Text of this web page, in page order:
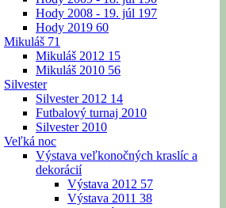
Hody 2008 - 19. júl 197
Hody 2019 60
Mikuláš 71
Mikuláš 2012 15
Mikuláš 2010 56
Silvester
Silvester 2012 14
Futbalový turnaj 2010
Silvester 2010
Veľká noc
Výstava veľkonočných kraslíc a
dekorácií
Výstava 2012 57
Výstava 2011 38